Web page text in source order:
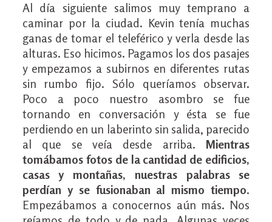
Al día siguiente salimos muy temprano a
caminar por la ciudad. Kevin tenía muchas
ganas de tomar el teleférico y verla desde las
alturas. Eso hicimos. Pagamos los dos pasajes
y empezamos a subirnos en diferentes rutas
sin rumbo fijo. Sólo queríamos observar.
Poco a poco nuestro asombro se fue
tornando en conversación y ésta se fue
perdiendo en un laberinto sin salida, parecido
al que se veía desde arriba.Mientras
tomábamos fotos de la cantidad de edificios,
casas y montañas, nuestras palabras se
perdían y se fusionaban al mismo tiempo.
Empezábamos a conocernos aún más. Nos